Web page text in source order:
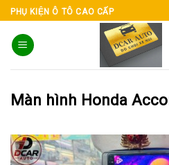
Skip
to
content
PHỤ KIỆN Ô TÔ CAO CẤP
Màn hình Honda